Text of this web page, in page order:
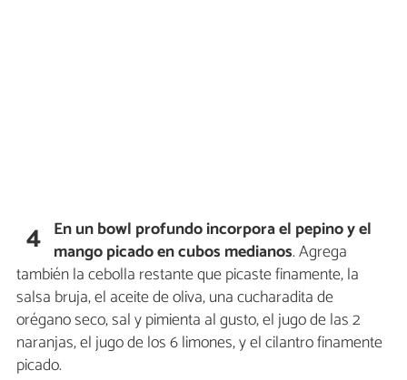
4 En un bowl profundoincorpora el pepino y el
mango picado en cubos medianos. Agrega
también la cebolla restante que picaste finamente, la
salsa bruja, el aceite de oliva, una cucharadita de
orégano seco, sal y pimienta al gusto, el jugo de las 2
naranjas, el jugo de los 6 limones, y el cilantro finamente
picado.